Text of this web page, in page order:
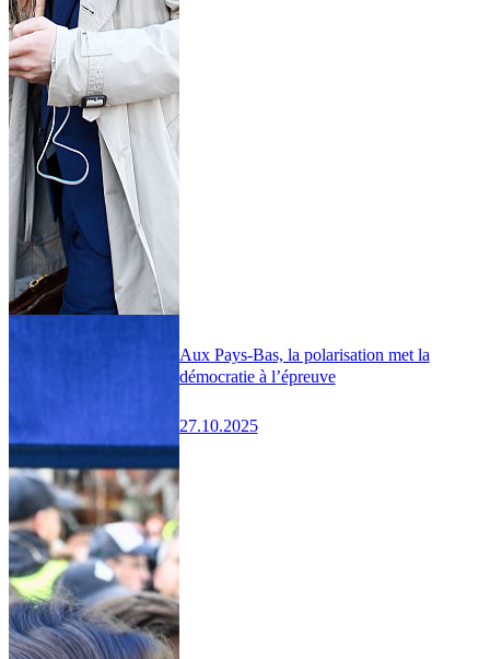
Aux Pays-Bas, la polarisation met la
démocratie à l’épreuve
27.10.2025